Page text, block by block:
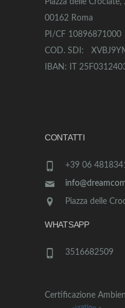
Piazza delle Crociate,
00162 Roma
PI/CF 10896871000
COD. SDI:
IBAN: IT
CONTATTI
+39 06
Piazza delle
WHATSAPP
3516682509
Certificazione